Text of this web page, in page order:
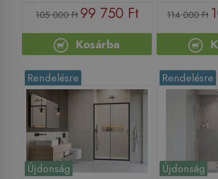
105 000 Ft 99 750 Ft
Kosárba
114 000 Ft
Újdonság
Rendelésre
Újdonság
Rendelésre